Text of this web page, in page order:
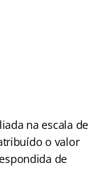
na escala de
o valor
de